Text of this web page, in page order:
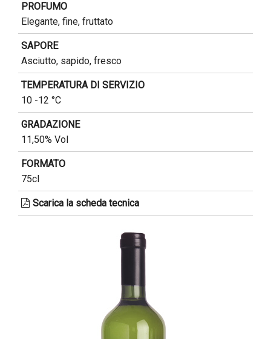
PROFUMO
Elegante, fine, fruttato
SAPORE
Asciutto, sapido, fresco
TEMPERATURA DI SERVIZIO
10 -12 °C
GRADAZIONE
11,50% Vol
FORMATO
75cl
Scarica la scheda tecnica